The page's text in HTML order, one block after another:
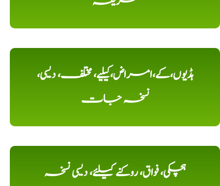
ہڈیوں،کے،امراض،کیلیے، مختلف، دیسی،
نسخہ جات
ہچکی، فواق، روکنے کیلئے، دیسی نسخہ